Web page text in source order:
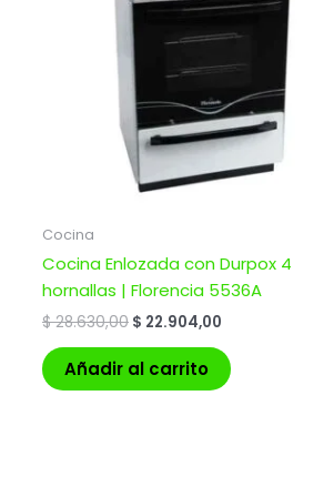
Cocina
Cocina Enlozada con Durpox 4
hornallas | Florencia 5536A
$28.630,00 $ 22.904,00
Añadir al carrito